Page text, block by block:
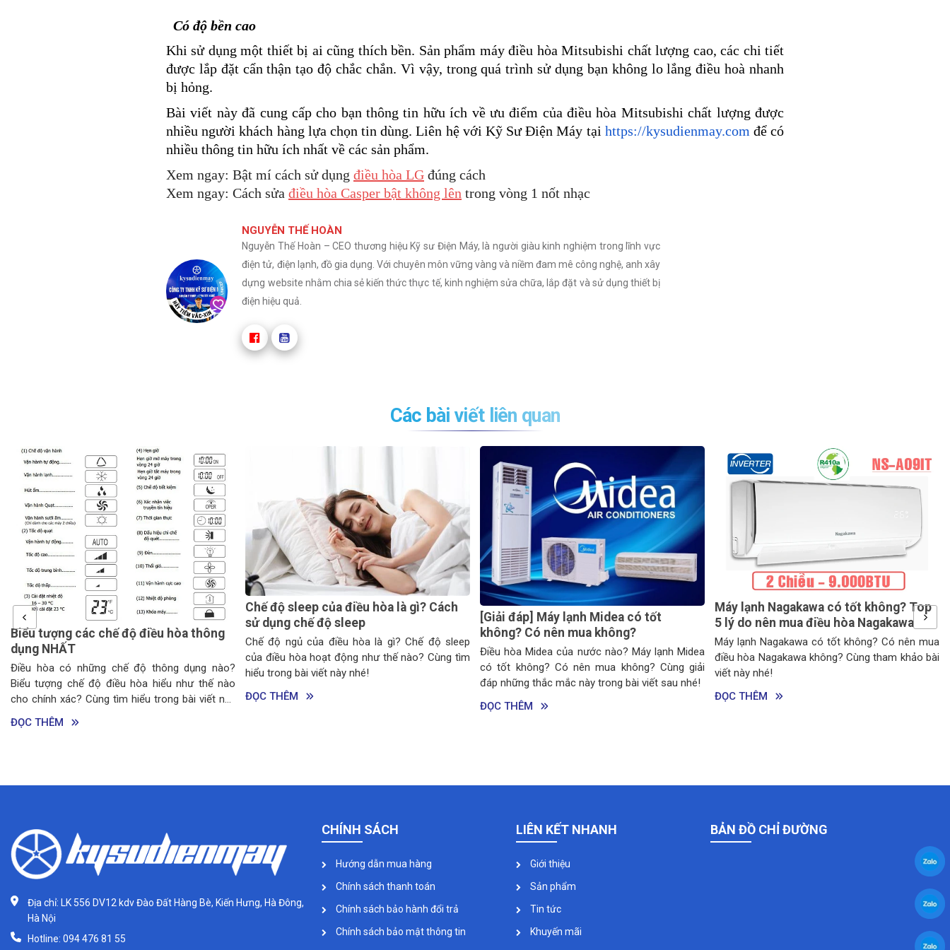
Có độ bền cao
Khi sử dụng một thiết bị ai cũng thích bền. Sản phẩm máy điều hòa Mitsubishi chất lượng cao, các chi tiết
được lắp đặt cẩn thận tạo độ chắc chắn. Vì vậy, trong quá trình sử dụng bạn không lo lắng điều hoà nhanh
bị hỏng.
Bài viết này đã cung cấp cho bạn thông tin hữu ích về ưu điểm của điều hòa Mitsubishi chất lượng được
nhiều người khách hàng lựa chọn tin dùng. Liên hệ với Kỹ Sư Điện Máy tại https://kysudienmay.com để có
nhiều thông tin hữu ích nhất về các sản phẩm.
Xem ngay: Bật mí cách sử dụng điều hòa LG đúng cách
Xem ngay: Cách sửa điều hòa Casper bật không lên trong vòng 1 nốt nhạc
NGUYỄN THẾ HOÀN
Nguyễn Thế Hoàn – CEO thương hiệu Kỹ sư Điện Máy, là người giàu kinh nghiệm trong lĩnh vực
điện tử, điện lạnh, đồ gia dụng. Với chuyên môn vững vàng và niềm đam mê công nghệ, anh xây
dựng website nhằm chia sẻ kiến thức thực tế, kinh nghiệm sửa chữa, lắp đặt và sử dụng thiết bị
điện hiệu quả.
Các bài viết liên quan
điều hòa thông
độ thông dụng nào?
hòa hiểu như thế nào
hiểu trong bài viết này
Chế độ sleep của điều hòa là gì? Cách
sử dụng chế độ sleep
Chế độ ngủ của điều hòa là gì? Chế độ sleep
của điều hòa hoạt động như thế nào? Cùng tìm
hiểu trong bài viết này nhé!
ĐỌC THÊM
[Giải đáp] Máy lạnh Midea có tốt
không? Có nên mua không?
Điều hòa Midea của nước nào? Máy lạnh Midea
có tốt không? Có nên mua không? Cùng giải
đáp những thắc mắc này trong bài viết sau nhé!
Máy lạnh Nagakawa có tốt không? Top
5 lý do nên mua điều hòa Nagakawa
Máy lạnh Nagakawa có tốt không? Có nên mua
điều hòa Nagakawa không? Cùng tham khảo bài
viết này nhé!
Hướng dẫn sử dụng
chi tiết NHẤT
Sử dụng điều hòa
hiệu quả, bền bỉ? Theo
Địa chỉ: LK 556 DV12 kdv Đào Đất Hàng Bè, Kiến Hưng, Hà Đông,
Hà Nội
Hotline: 094 476 81 55
CHÍNH SÁCH
Hướng dẫn mua hàng
Chính sách thanh toán
Chính sách bảo hành đổi trả
Chính sách bảo mật thông tin
LIÊN KẾT NHANH
Giới thiệu
Sản phẩm
Tin tức
Khuyến mãi
BẢN ĐỒ CHỈ ĐƯỜNG